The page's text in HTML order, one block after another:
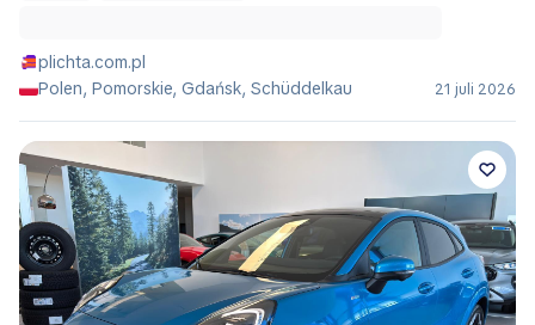
plichta.com.pl
Polen, Pomorskie, Gdańsk, Schüddelkau
21 juli 2026